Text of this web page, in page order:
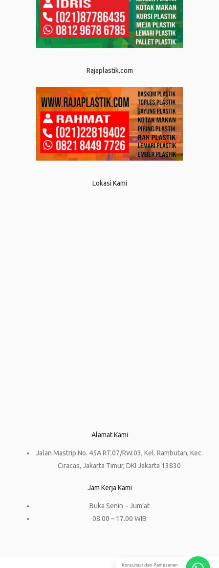
Rajaplastik.com
Lokasi Kami
Alamat Kami
Jalan Mastrip No. 45A RT.07/RW.03, Kel. Rambutan, Kec.
Ciracas, Jakarta Timur, DKI Jakarta 13830
Jam Kerja Kami
Buka Senin – Jum’at
08.00 – 17.00 WIB
Konsultasi dan Pemesanan